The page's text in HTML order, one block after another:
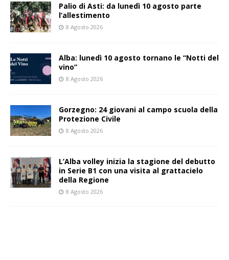
Palio di Asti: da lunedì 10 agosto parte
l’allestimento
8 Agosto 2026
Alba: lunedì 10 agosto tornano le “Notti del
vino”
8 Agosto 2026
Gorzegno: 24 giovani al campo scuola della
Protezione Civile
8 Agosto 2026
L’Alba volley inizia la stagione del debutto
in Serie B1 con una visita al grattacielo
della Regione
8 Agosto 2026